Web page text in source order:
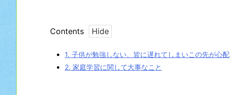
Contents
1. 子供が勉強しない、皆に遅れてしまいこの先が心配
2. 家庭学習に関して大事なこと